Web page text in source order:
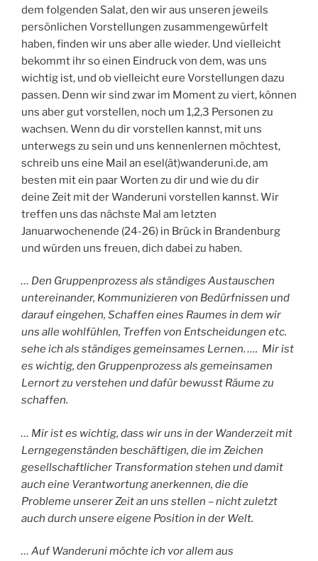
dem folgenden Salat, den wir aus unseren jeweils
persönlichen Vorstellungen zusammengewürfelt
haben, finden wir uns aber alle wieder. Und vielleicht
bekommt ihr so einen Eindruck von dem,was uns
wichtig ist, und ob vielleicht eure Vorstellungen dazu
passen. Denn wir sind zwar im Moment zu viert, können
uns aber gut vorstellen, noch um 1,2,3 Personen zu
wachsen. Wenn du dir vorstellen kannst, mit uns
unterwegs zu sein und uns kennenlernen möchtest,
schreib uns eine Mail an esel(ät)wanderuni.de, am
besten mit ein paar Worten zu dir und wie du dir
deine Zeit mit der Wanderuni vorstellen kannst. Wir
treffen uns das nächste Mal am letzten
Januarwochenende (24-26) in Brück in Brandenburg
und würden uns freuen, dich dabei zu haben.
… Den Gruppenprozess als ständiges Austauschen
untereinander, Kommunizieren von Bedürfnissen und
darauf eingehen, Schaffen eines Raumes in dem wir
uns alle wohlfühlen, Treffen von Entscheidungen etc.
sehe ich als ständiges gemeinsames Lernen. …. Mir ist
es wichtig, den Gruppenprozess als gemeinsamen
Lernort zu verstehen und dafür bewusst Räume zu
schaffen.
… Mir ist es wichtig, dass wir uns in der Wanderzeit mit
Lerngegenständen beschäftigen, die im Zeichen
gesellschaftlicher Transformation stehen und damit
auch eine Verantwortung anerkennen, die die
Probleme unserer Zeit an uns stellen – nicht zuletzt
auch durch unsere eigene Position in der Welt.
… Auf Wanderuni möchte ich vor allem aus